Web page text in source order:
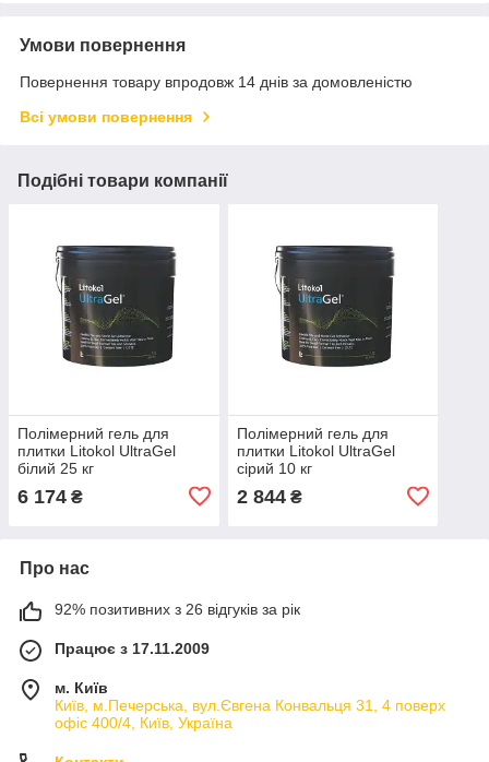
Умови повернення
Повернення товару впродовж 14 днів за домовленістю
Всі умови повернення
Подібні товари компанії
Полімерний гель для
плитки Litokol UltraGel
білий 25 кг
6 174 ₴
Полімерний гель для
плитки Litokol UltraGel
сірий 10 кг
2 844₴
Про нас
92% позитивних з 26 відгуків за рік
Працює з 17.11.2009
м. Київ
Київ, м.Печерська, вул.Євгена Конвальця 31, 4 поверх
офіс 400/4, Київ, Україна